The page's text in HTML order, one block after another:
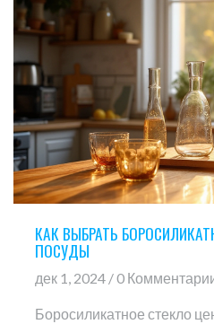
посуды для вашего
КАК ВЫБРАТЬ
ПОСУДЫ
дек 1, 2024 / 0
Боросиликатное стекло